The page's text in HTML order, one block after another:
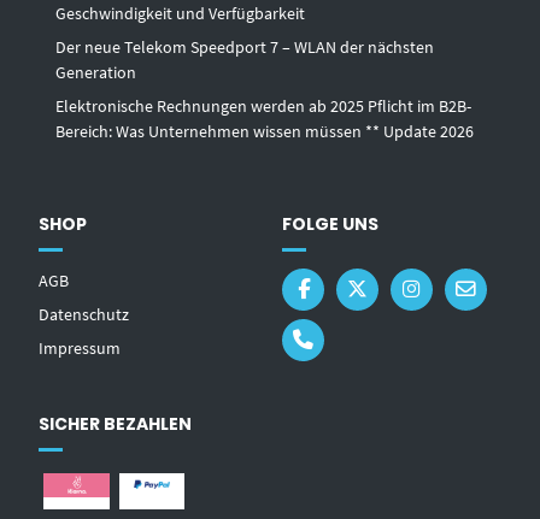
Geschwindigkeit und Verfügbarkeit
Der neue Telekom Speedport 7 – WLAN der nächsten
Generation
Elektronische Rechnungen werden ab 2025 Pflicht im B2B-
Bereich: Was Unternehmen wissen müssen ** Update 2026
SHOP
AGB
Datenschutz
Impressum
FOLGE UNS
SICHER BEZAHLEN